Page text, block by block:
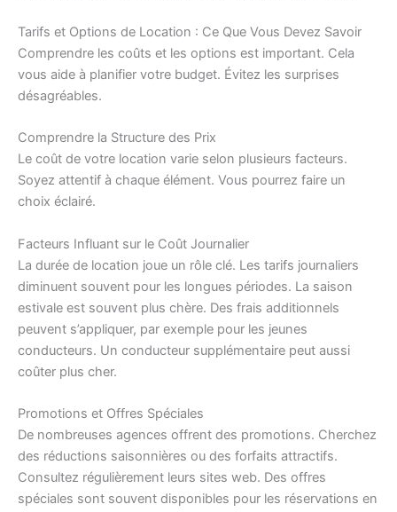
Tarifs et Options de Location : Ce Que Vous Devez Savoir
Comprendre les coûts et les options est important. Cela
vous aide à planifier votre budget. Évitez les surprises
désagréables.
Comprendre la Structure des Prix
Le coût de votre location varie selon plusieurs facteurs.
Soyez attentif à chaque élément. Vous pourrez faire un
choix éclairé.
Facteurs Influant sur le Coût Journalier
La durée de location joue un rôle clé. Les tarifs journaliers
diminuent souvent pour les longues périodes. La saison
estivale est souvent plus chère. Des frais additionnels
peuvent s’appliquer, par exemple pour les jeunes
conducteurs. Un conducteur supplémentaire peut aussi
coûter plus cher.
Promotions et Offres Spéciales
De nombreuses agences offrent des promotions. Cherchez
des réductions saisonnières ou des forfaits attractifs.
Consultez régulièrement leurs sites web. Des offres
spéciales sont souvent disponibles pour les réservations en